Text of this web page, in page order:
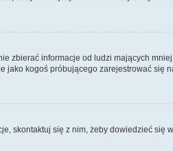
zbierać informacje od ludzi mających mniej
kogoś próbującego zarejestrować się
skontaktuj się z nim, żeby dowiedzieć się